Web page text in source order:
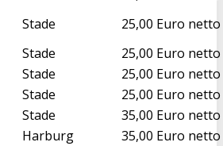
Stade
25,00 Euro netto
Stade
25,00 Euro netto
Stade
25,00 Euro netto
Stade
25,00 Euro netto
Stade
35,00 Euro netto
Harburg
35,00 Euro netto